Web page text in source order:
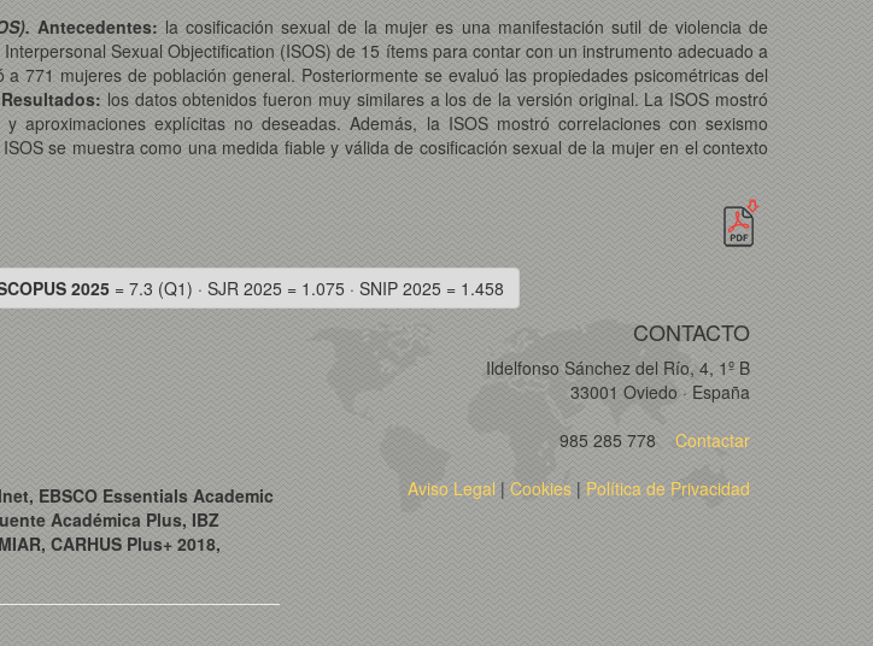
Antecedentes: la cosificación sexual de la mujer es una manifestación sutil de violencia de
Sexual Objectification (ISOS) de 15 ítems para contar con un instrumento adecuado a
771 mujeres de población general. Posteriormente se evaluó las propiedades psicométricas del
Resultados: los datos obtenidos fueron muy similares a los de la versión original. La ISOS mostró
aproximaciones explícitas no deseadas. Además, la ISOS mostró correlaciones con sexismo
se muestra como una medida fiable y válida de cosificación sexual de la mujer en el contexto
2025 = 7.3 (Q1) · SJR 2025 = 1.075 · SNIP 2025 = 1.458
EBSCO Essentials Academic
Académica Plus, IBZ
CARHUS Plus+ 2018,
CONTACTO
Ildelfonso Sánchez del Río, 4, 1º B
33001 Oviedo · España
985 285 778 Contactar
Aviso Legal | Cookies | Política de Privacidad